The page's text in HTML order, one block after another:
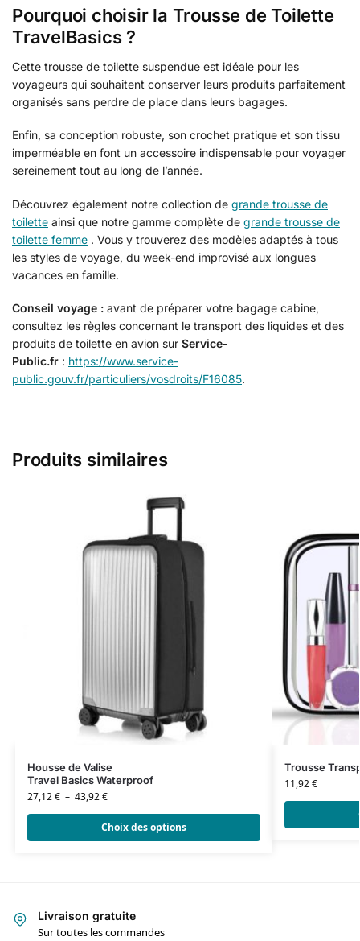
Pourquoi choisir la Trousse de Toilette
TravelBasics ?
Cette trousse de toilette suspendue est idéale pour les
voyageurs qui souhaitent conserver leurs produits parfaitement
organisés sans perdre de place dans leurs bagages.
Enfin, sa conception robuste, son crochet pratique et son tissu
imperméable en font un accessoire indispensable pour voyager
sereinement tout au long de l’année.
Découvrez également notre collection de grande trousse de
toilette ainsi que notre gamme complète de grande trousse de
toilette femme . Vous y trouverez des modèles adaptés à tous
les styles de voyage, du week-end improvisé aux longues
vacances en famille.
Conseil voyage : avant de préparer votre bagage cabine,
consultez les règles concernant le transport des liquides et des
produits de toilette en avion sur Service-
Public.fr : https://www.service-
public.gouv.fr/particuliers/vosdroits/F16085.
Produits similaires
Housse de Valise
Travel Basics Waterproof
27,12€ – 43,92€
Choix des options
Trousse
11,92€
Livraison gratuite
Sur toutes les commandes